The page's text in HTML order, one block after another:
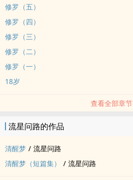
修罗（五）
修罗（四）
修罗（三）
修罗（二）
修罗（一）
18岁
查看全部章节
流星问路的作品
清醒梦 / 流星问路
清醒梦（短篇集）
/ 流星问路